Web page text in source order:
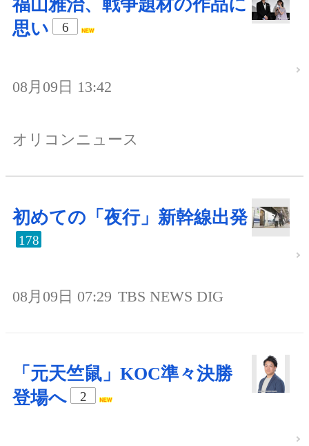
福山雅治、戦争題材の作品に
思い
6
08月09日 13:42
オリコンニュース
初めての「夜行」新幹線出発
178
08月09日 07:29 TBS NEWS DIG
「元天竺鼠」KOC準々決勝
登場へ
2